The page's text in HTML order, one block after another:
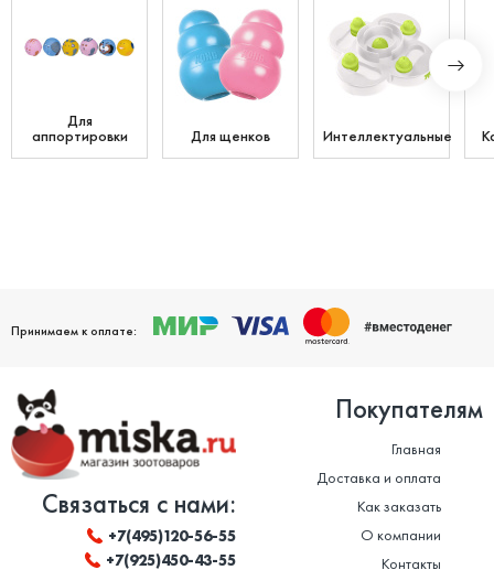
Для
аппортировки Для щенков Интеллектуальные
Принимаем к оплате:
Связаться с нами:
+7(495)120-56-55
+7(925)450-43-55
Покупателям
Главная
Доставка и оплата
Как заказать
О компании
Контакты